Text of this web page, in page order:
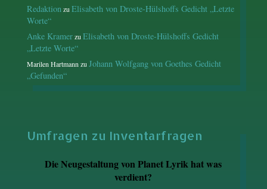
RedaktionzuElisabeth von Droste-Hülshoffs Gedicht „Letzte
Worte“
Anke KramerzuElisabeth von Droste-Hülshoffs Gedicht
„Letzte Worte“
Marilen HartmannzuJohann Wolfgang von Goethes Gedicht
„Gefunden“
Umfragen zu Inventarfragen
Die Neugestaltung von Planet Lyrik hat was
verdient?